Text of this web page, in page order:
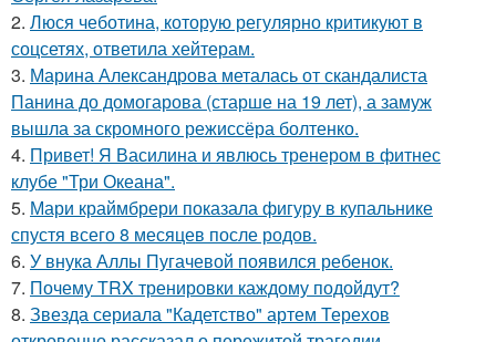
2. Люся чеботина, которую регулярно критикуют в
соцсетях, ответила хейтерам.
3. Марина Александрова металась от скандалиста
Панина до домогарова (старше на 19 лет), а замуж
вышла за скромного режиссёра болтенко.
4. Привет! Я Василина и явлюсь тренером в фитнес
клубе "Три Океана".
5. Мари краймбрери показала фигуру в купальнике
спустя всего 8 месяцев после родов.
6. У внука Аллы Пугачевой появился ребенок.
7. Почему TRX тренировки каждому подойдут?
8. Звезда сериала "Кадетство" артем Терехов